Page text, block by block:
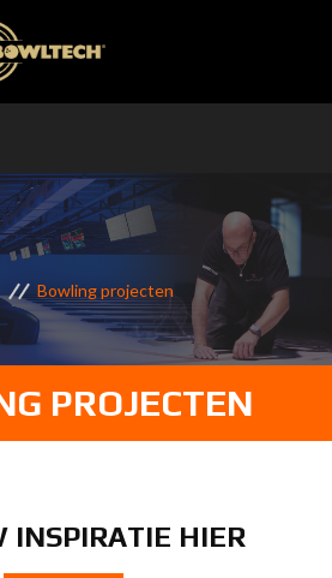
Bowling projecten
PROJECTEN
INSPIRATIE HIER